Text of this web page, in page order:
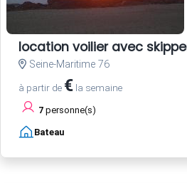
location voilier avec
Seine-Maritime 76
à partir de € la semaine
7 personne(s)
Bateau